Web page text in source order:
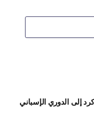
إلى الدوري الإسباني